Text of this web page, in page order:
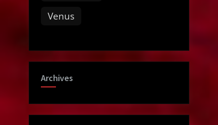
Venus
Archives